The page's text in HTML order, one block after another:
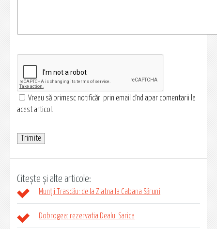
Vreau să primesc notificări prin email cînd apar comentarii la
acest articol.
Citește și alte articole:
Munții Trascău: de la Zlatna la Cabana Săruni
Dobrogea: rezervatia Dealul Sarica